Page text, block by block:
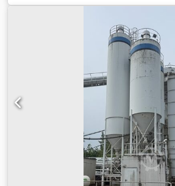
dobbeltkammer-cementosilo med en
ca. 80 tons (40 tons / 40 tons)
med det samme Inklusive
Nær Wittenberg Dksdpfx Akezq
Alle priser er angivet netto, afhentet på
Forbehold for mellemsalg. Forbehold
eventuelle fejlagtige fremstillinger.
og/eller reklamationsret, som beset, i
tilstand og afhentet på lokationen.
videregivelse, offentliggørelse eller
tilbud – også i uddrag – er
forudgående skriftlig godkendelse.